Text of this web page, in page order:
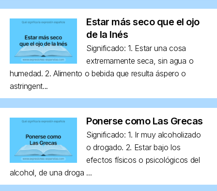
Estar más seco que el ojo
de la Inés
Significado: 1. Estar una cosa
extremamente seca, sin agua o
humedad. 2. Alimento o bebida que resulta áspero o
astringent...
Ponerse como Las Grecas
Significado: 1. Ir muy alcoholizado
o drogado. 2. Estar bajo los
efectos físicos o psicológicos del
alcohol, de una droga ...